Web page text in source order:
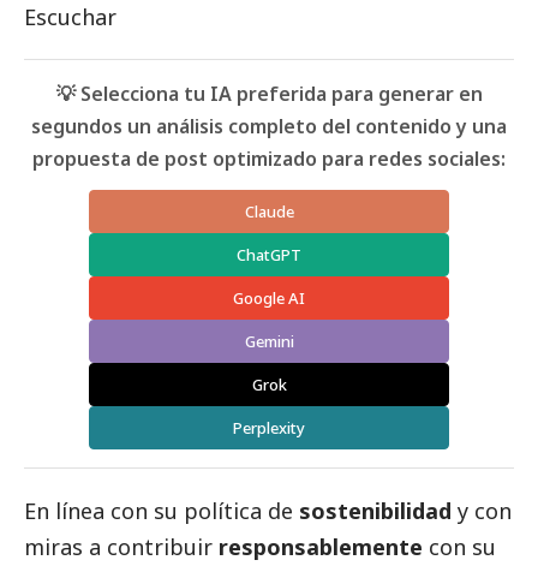
Escuchar
💡 Selecciona tu IA preferida para generar en
segundos un análisis completo del contenido y una
propuesta de post optimizado para redes sociales:
Claude
ChatGPT
Google AI
Gemini
Grok
Perplexity
En línea con su política de sostenibilidad y con
miras a contribuir responsablemente con su